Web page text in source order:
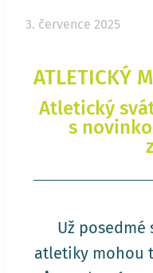
3. července 2025
ATLETICKÝ
Atletický
s
Už
atletiky mohou